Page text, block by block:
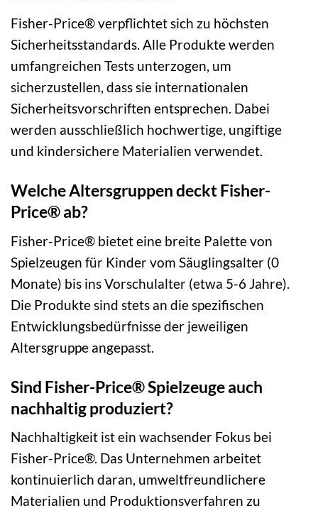
Fisher-Price® verpflichtet sich zu höchsten
Sicherheitsstandards. Alle Produkte werden
umfangreichen Tests unterzogen, um
sicherzustellen, dass sie internationalen
Sicherheitsvorschriften entsprechen. Dabei
werden ausschließlich hochwertige, ungiftige
und kindersichere Materialien verwendet.
Welche Altersgruppen deckt Fisher-
Price® ab?
Fisher-Price® bietet eine breite Palette von
Spielzeugen für Kinder vom Säuglingsalter (0
Monate) bis ins Vorschulalter (etwa 5-6 Jahre).
Die Produkte sind stets an die spezifischen
Entwicklungsbedürfnisse der jeweiligen
Altersgruppe angepasst.
Sind Fisher-Price® Spielzeuge auch
nachhaltig produziert?
Nachhaltigkeit ist ein wachsender Fokus bei
Fisher-Price®. Das Unternehmen arbeitet
kontinuierlich daran, umweltfreundlichere
Materialien und Produktionsverfahren zu